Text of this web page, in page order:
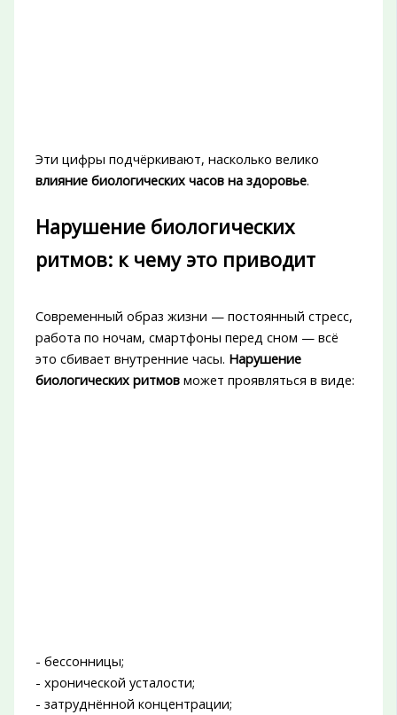
Эти цифры подчёркивают, насколько велико
влияние биологических часов на здоровье.
Нарушение биологических
ритмов: к чему это приводит
Современный образ жизни — постоянный стресс,
работа по ночам, смартфоны перед сном — всё
это сбивает внутренние часы. Нарушение
биологических ритмовможет проявляться в виде:
- бессонницы;
- хронической усталости;
- затруднённой концентрации;